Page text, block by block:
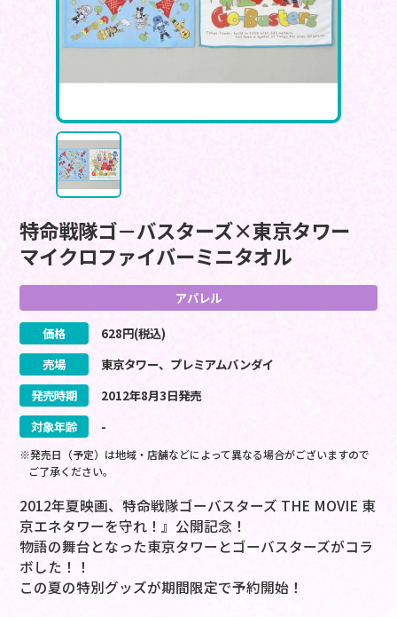
特命戦隊ゴ－バスターズ×東京タワー
マイクロファイバーミニタオル
アパレル
価格 628円(税込)
売場
東京タワー、プレミアムバンダイ
発売時期
2012年8月3日発売
対象年齢
-
※発売日（予定）は地域・店舗などによって異なる場合がございますので
ご了承ください。
2012年夏映画、特命戦隊ゴーバスターズ THE MOVIE 東
京エネタワーを守れ！』公開記念！
物語の舞台となった東京タワーとゴーバスターズがコラ
ボした！！
この夏の特別グッズが期間限定で予約開始！